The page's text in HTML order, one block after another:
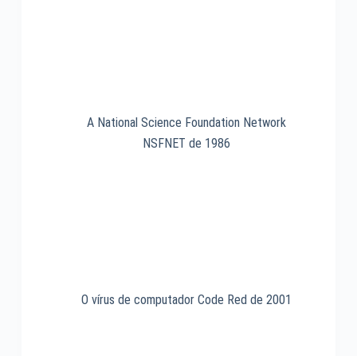
A National Science Foundation Network
NSFNET de 1986
O vírus de computador Code Red de 2001